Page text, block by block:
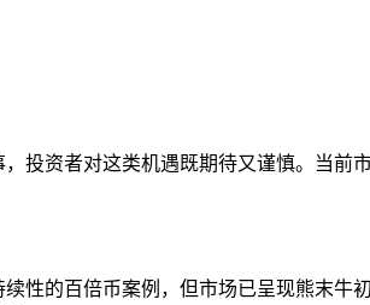
投资者对这类机遇既期待又谨慎。当前
性的百倍币案例，但市场已呈现熊末牛